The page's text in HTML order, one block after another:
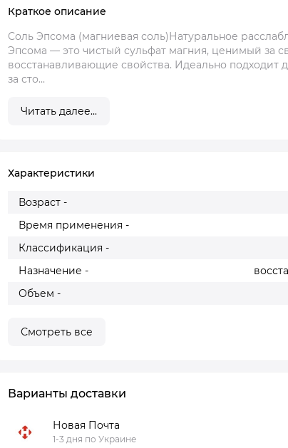
Краткое описание
Соль Эпсома (магниевая соль)Натуральное
Эпсома — это чистый сульфат магния, ценимый за
восстанавливающие свойства. Идеально подходит
за сто...
Читать далее...
Характеристики
Возраст -
Время применения -
Классификация -
Назначение -
Объем -
Смотреть все
Варианты доставки
Новая Почта
1-3 дня по Украине